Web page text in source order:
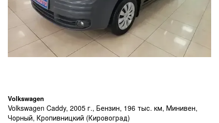
Volkswagen
Volkswagen Caddy, 2005 г., Бензин, 196 тыс. км, Минивен,
Чорный, Кропивницкий (Кировоград)